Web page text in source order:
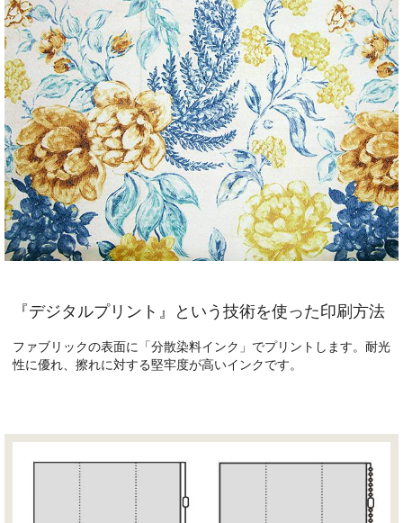
『デジタルプリント』という技術を使った印刷方法
ファブリックの表面に「分散染料インク」でプリントします。耐光
性に優れ、擦れに対する堅牢度が高いインクです。